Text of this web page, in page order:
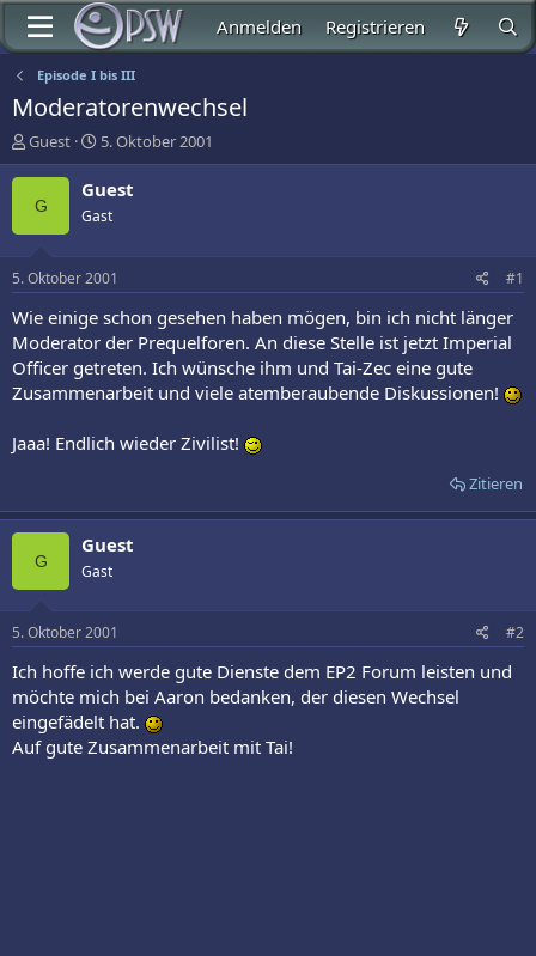
Anmelden Registrieren
Episode I bis III
Moderatorenwechsel
E
r
s
l
e
r
Guest
E
r
s
e
l
t
a
m
5. Oktober 2001
G
Guest
Gast
5. Oktober 2001 #1
Wie einige schon gesehen haben mögen, bin ich nicht länger
Moderator der Prequelforen. An diese Stelle ist jetzt Imperial
Officer getreten. Ich wünsche ihm und Tai-Zec eine gute
Zusammenarbeit und viele atemberaubende Diskussionen!
Jaaa! Endlich wieder Zivilist!
Zitieren
G
Guest
Gast
5. Oktober 2001 #2
Ich hoffe ich werde gute Dienste dem EP2 Forum leisten und
möchte mich bei Aaron bedanken, der diesen Wechsel
eingefädelt hat.
Auf gute Zusammenarbeit mit Tai!